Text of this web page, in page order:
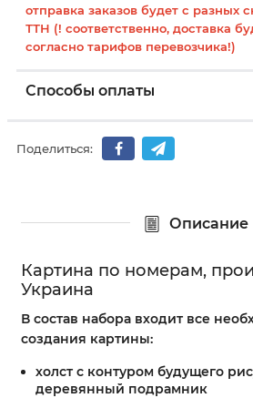
отправка заказов будет с разных
ТТН (! соответственно, доставка
согласно тарифов перевозчика!)
Способы оплаты
Поделиться:
Описание
Картина по номерам,
Украина
В состав набора входит все
создания картины:
холст с контуром будущего
деревянный подрамник